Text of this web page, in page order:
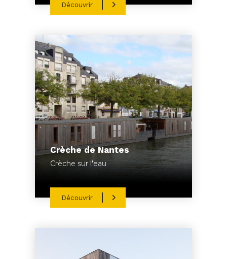
Découvrir
Crèche de Nantes
Crèche sur l'eau
Découvrir